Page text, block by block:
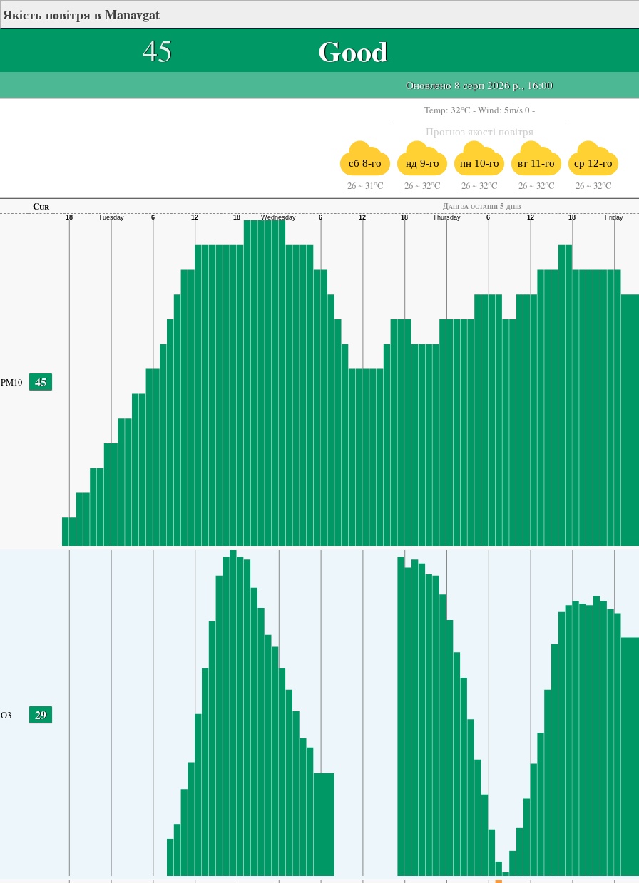
Якість повітря в Manavgat
45 Good
Оновлено 8 серп 2026 р., 16:00
Temp: 32°C - Wind: 5m/s 0 -
Прогноз якості повітря
сб 8-го
26 ~ 31°C
нд 9-го
26 ~ 32°C
пн 10-го
26 ~ 32°C
вт 11-го
26 ~ 32°C
ср 12-го
26 ~ 32°C
Cur
Дані за останні 5 днів
PM10 45
O3 29